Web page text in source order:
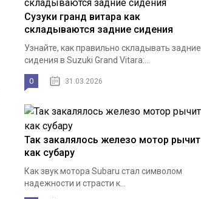
Сузуки гранд витара как
складываются задние сидения
Узнайте, как правильно складывать задние
сидения в Suzuki Grand Vitara:...
0 31.03.2026
Так закалялось железо мотор рычит
как субару
Как звук мотора Subaru стал символом
надежности и страсти к...